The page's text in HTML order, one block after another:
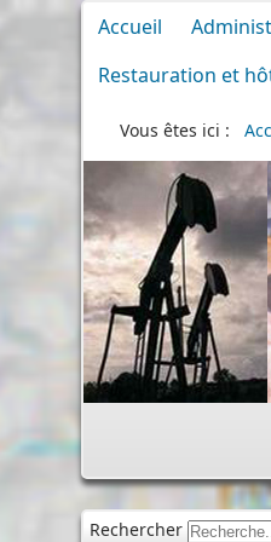
Accueil
Restauration et
Vous êtes ici :
Rechercher